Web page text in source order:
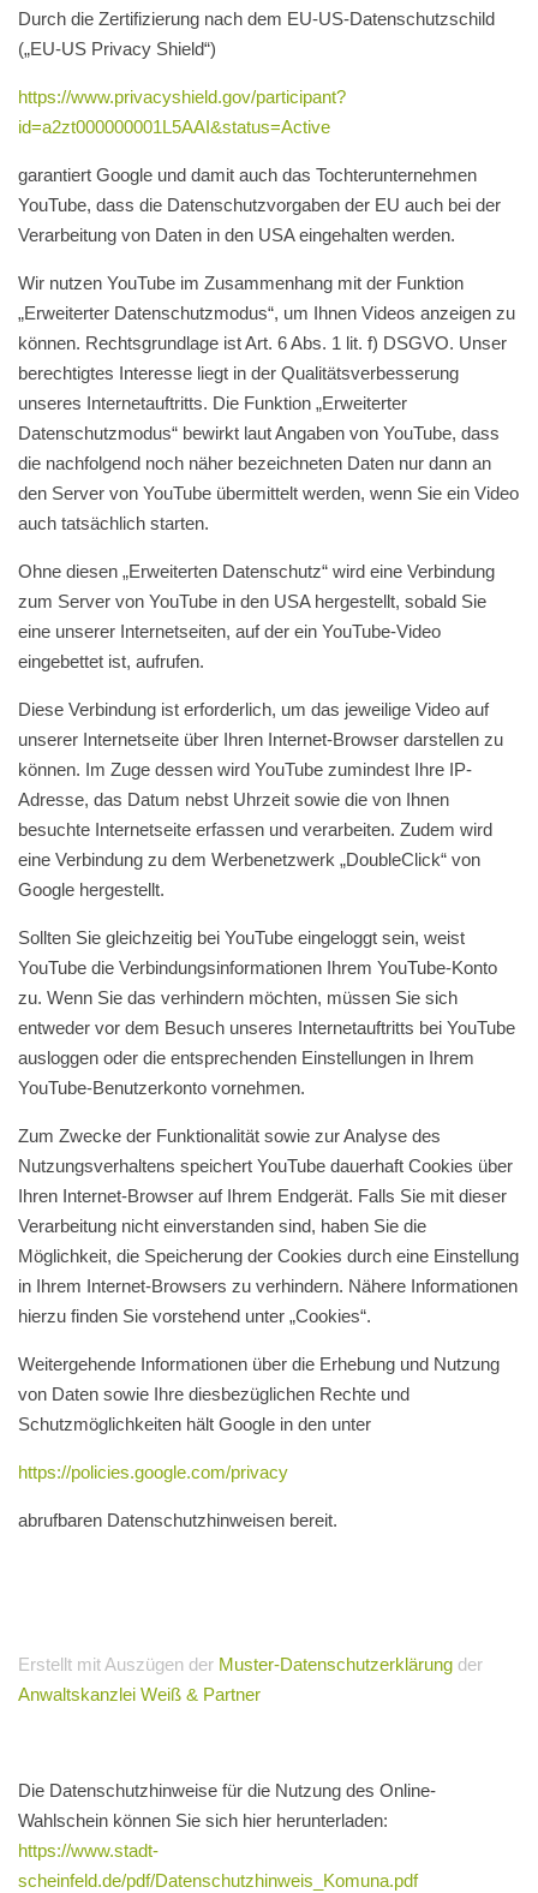
Durch die Zertifizierung nach dem EU-US-Datenschutzschild
(„EU-US Privacy Shield“)
https://www.privacyshield.gov/participant?
id=a2zt000000001L5AAI&status=Active
garantiert Google und damit auch das Tochterunternehmen
YouTube, dass die Datenschutzvorgaben der EU auch bei der
Verarbeitung von Daten in den USA eingehalten werden.
Wir nutzen YouTube im Zusammenhang mit der Funktion
„Erweiterter Datenschutzmodus“, um Ihnen Videos anzeigen zu
können. Rechtsgrundlage ist Art. 6 Abs. 1 lit. f) DSGVO. Unser
berechtigtes Interesse liegt in der Qualitätsverbesserung
unseres Internetauftritts. Die Funktion „Erweiterter
Datenschutzmodus“ bewirkt laut Angaben von YouTube, dass
die nachfolgend noch näher bezeichneten Daten nur dann an
den Server von YouTube übermittelt werden, wenn Sie ein Video
auch tatsächlich starten.
Ohne diesen „Erweiterten Datenschutz“ wird eine Verbindung
zum Server von YouTube in den USA hergestellt, sobald Sie
eine unserer Internetseiten, auf der ein YouTube-Video
eingebettet ist, aufrufen.
Diese Verbindung ist erforderlich, um das jeweilige Video auf
unserer Internetseite über Ihren Internet-Browser darstellen zu
können. Im Zuge dessen wird YouTube zumindest Ihre IP-
Adresse, das Datum nebst Uhrzeit sowie die von Ihnen
besuchte Internetseite erfassen und verarbeiten. Zudem wird
eine Verbindung zu dem Werbenetzwerk „DoubleClick“ von
Google hergestellt.
Sollten Sie gleichzeitig bei YouTube eingeloggt sein, weist
YouTube die Verbindungsinformationen Ihrem YouTube-Konto
zu. Wenn Sie das verhindern möchten, müssen Sie sich
entweder vor dem Besuch unseres Internetauftritts bei YouTube
ausloggen oder die entsprechenden Einstellungen in Ihrem
YouTube-Benutzerkonto vornehmen.
Zum Zwecke der Funktionalität sowie zur Analyse des
Nutzungsverhaltens speichert YouTube dauerhaft Cookies über
Ihren Internet-Browser auf Ihrem Endgerät. Falls Sie mit dieser
Verarbeitung nicht einverstanden sind, haben Sie die
Möglichkeit, die Speicherung der Cookies durch eine Einstellung
in Ihrem Internet-Browsers zu verhindern. Nähere Informationen
hierzu finden Sie vorstehend unter „Cookies“.
Weitergehende Informationen über die Erhebung und Nutzung
von Daten sowie Ihre diesbezüglichen Rechte und
Schutzmöglichkeiten hält Google in den unter
https://policies.google.com/privacy
abrufbaren Datenschutzhinweisen bereit.
Erstellt mit Auszügen der Muster-Datenschutzerklärung der
Anwaltskanzlei Weiß & Partner
Die Datenschutzhinweise für die Nutzung des Online-
Wahlschein können Sie sich hier herunterladen:
https://www.stadt-
scheinfeld.de/pdf/Datenschutzhinweis_Komuna.pdf